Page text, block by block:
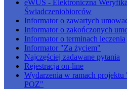
eWUŚ - Elektroniczna
Świadczeniobiorców
Informator o zawartych
Informator o zakończonych
Informator o terminach leczenia
Informator "Za życiem"
Najczęściej zadawane pytania
Rejestracja on-line
Wydarzenia w ramach
POZ"